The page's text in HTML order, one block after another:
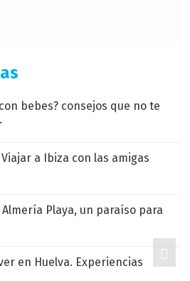
bebes? consejos que no te
a Ibiza con las amigas
Almería Playa, un paraíso para
en Huelva. Experiencias